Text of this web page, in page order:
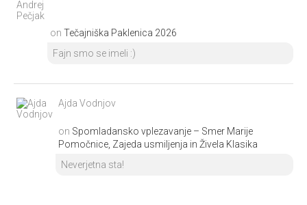
on Tečajniška Paklenica 2026
Fajn smo se imeli :)
Ajda Vodnjov
on Spomladansko vplezavanje – Smer Marije
Pomočnice, Zajeda usmiljenja in Živela Klasika
Neverjetna sta!